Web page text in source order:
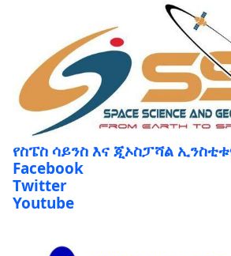
የስፔስ ሳይንስ እና ጂኦስፓሻል
Facebook
Twitter
Youtube